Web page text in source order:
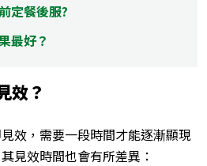
定餐後服?
最好？
效？
效，需要一段時間才能逐漸顯現
見效時間也會有所差異：